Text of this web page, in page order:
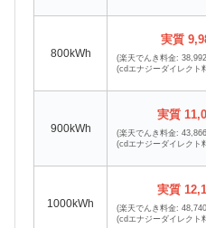
800kWh
実質
(楽天でんき料金:
(cdエナジーダイレクト
900kWh
実質
(楽天でんき料金:
(cdエナジーダイレクト
1000kWh
実質
(楽天でんき料金:
(cdエナジーダイレクト